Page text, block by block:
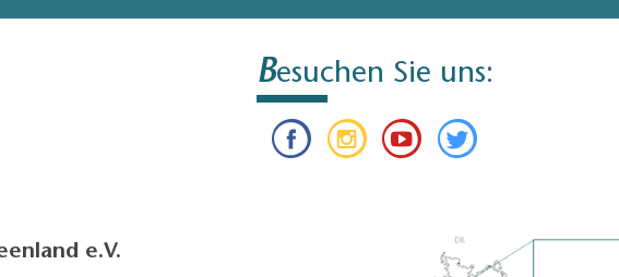
Besuchen Sie uns:
e.V.